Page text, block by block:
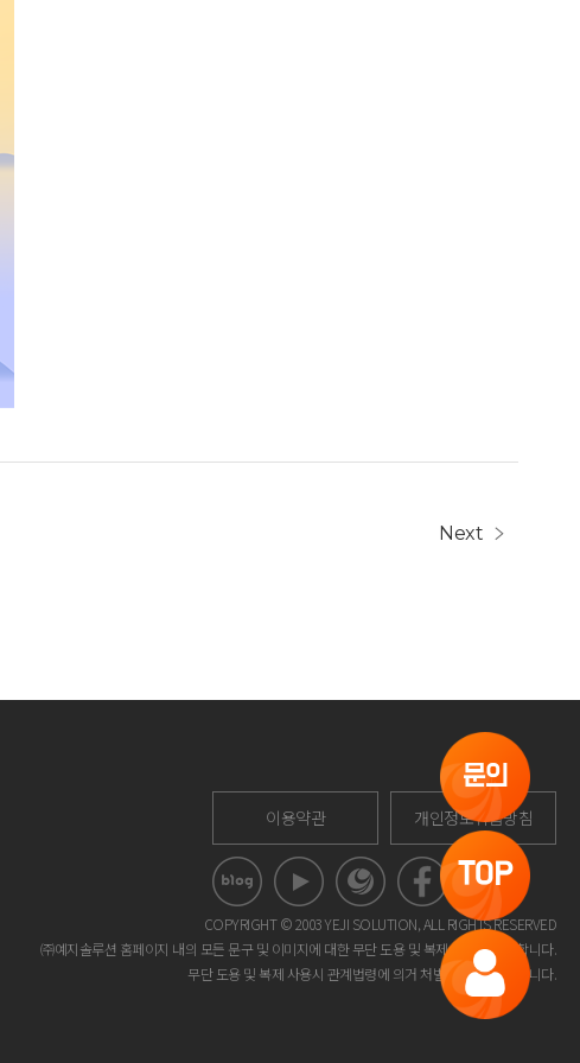
Next
문의
TOP
이용약관 개인정보취급방침
COPYRIGHT © 2003 YEJI SOLUTION, ALL RIGHTS RESERVED
㈜예지솔루션 홈페이지 내의 모든 문구 및 이미지에 대한 무단 도용 및 복제 사용을 금지합니다.
무단 도용 및 복제 사용시 관계법령에 의거 처벌을 받을 수 있습니다.